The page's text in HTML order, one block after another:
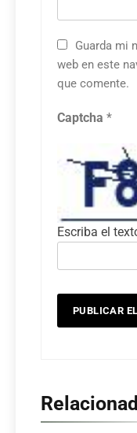
Guarda mi
web en este
que comente.
Captcha *
Escriba el